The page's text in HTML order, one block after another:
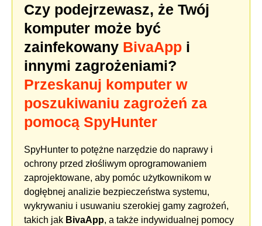
Czy podejrzewasz, że Twój
komputer może być
zainfekowany BivaApp i
innymi zagrożeniami?
Przeskanuj komputer w
poszukiwaniu zagrożeń za
pomocą SpyHunter
SpyHunter to potężne narzędzie do naprawy i
ochrony przed złośliwym oprogramowaniem
zaprojektowane, aby pomóc użytkownikom w
dogłębnej analizie bezpieczeństwa systemu,
wykrywaniu i usuwaniu szerokiej gamy zagrożeń,
takich jak BivaApp, a także indywidualnej pomocy